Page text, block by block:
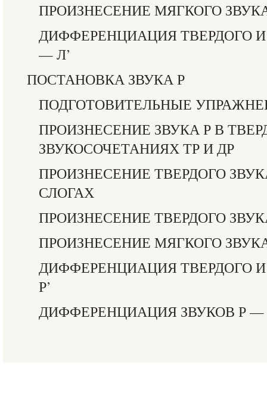
ПРОИЗНЕСЕНИЕ МЯГКОГО
ДИФФЕРЕНЦИАЦИЯ ТВЕРДОГО
— Л’
ПОСТАНОВКА ЗВУКА Р
ПОДГОТОВИТЕЛЬНЫЕ
ПРОИЗНЕСЕНИЕ ЗВУКА Р В
ЗВУКОСОЧЕТАНИЯХ ТР И ДР
ПРОИЗНЕСЕНИЕ ТВЕРДОГО
СЛОГАХ
ПРОИЗНЕСЕНИЕ ТВЕРДОГО
ПРОИЗНЕСЕНИЕ МЯГКОГО
ДИФФЕРЕНЦИАЦИЯ ТВЕРДОГО
Р’
ДИФФЕРЕНЦИАЦИЯ ЗВУКОВ Р —